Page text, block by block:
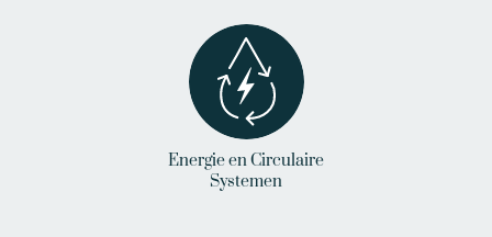
Energie en Circulaire
Systemen